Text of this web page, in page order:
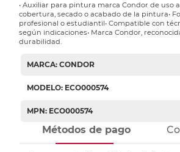
• Auxiliar para pintura marca Condor de uso
cobertura, secado o acabado de la pintura•
profesional o estudiantil• Compatible con
según indicaciones• Marca Condor,
durabilidad.
MARCA: CONDOR
MODELO: ECO000574
MPN: ECO000574
Métodos de pago